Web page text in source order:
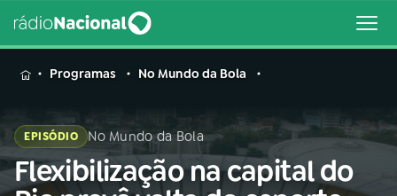
MENU
Buscar
na
Programas No Mundo da Bola
EPISÓDIO No Mundo da Bola
Flexibilização na capital do